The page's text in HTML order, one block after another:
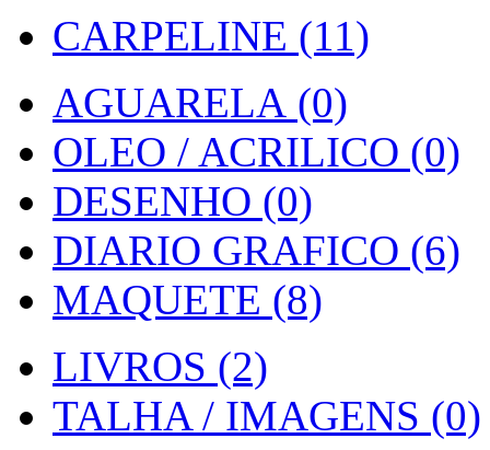
CARPELINE (11)
AGUARELA (0)
OLEO / ACRILICO (0)
DESENHO (0)
DIARIO GRAFICO (6)
MAQUETE (8)
LIVROS (2)
TALHA / IMAGENS (0)